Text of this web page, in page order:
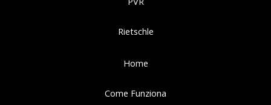
Rietschle
Home
Come Funziona